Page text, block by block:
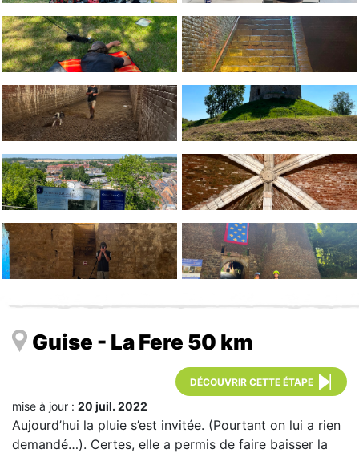
Guise - La Fere 50 km
DÉCOUVRIR CETTE ÉTAPE
mise à jour : 20 juil. 2022
Aujourd’hui la pluie s’est invitée. (Pourtant on lui a rien
demandé…). Certes, elle a permis de faire baisser la